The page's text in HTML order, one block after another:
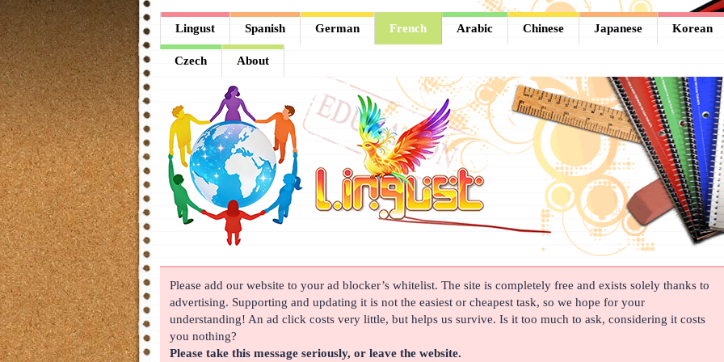
Lingust Spanish German French Arabic Chinese Japanese Korean
Czech About
Please add our website to your ad blocker’s whitelist. The site is completely free and exists solely thanks to
advertising. Supporting and updating it is not the easiest or cheapest task, so we hope for your
understanding! An ad click costs very little, but helps us survive. Is it too much to ask, considering it costs
you nothing?
Please take this message seriously, or leave the website.
Lingust
Spanish
German
French
Arabic
Chinese
Japanese
Korean
Russian
Turkish
Czech